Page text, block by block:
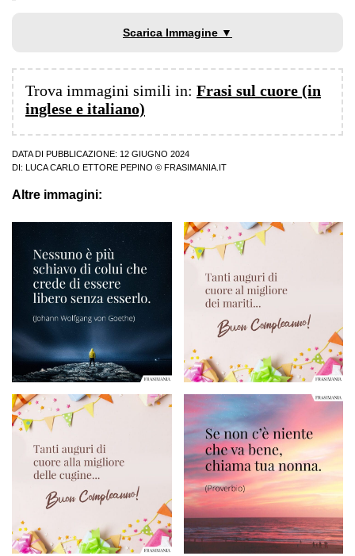
Scarica Immagine ▼
Trova immagini simili in: Frasi sul cuore (in
inglese e italiano)
DATA DI PUBBLICAZIONE: 12 GIUGNO 2024
DI:
LUCA CARLO ETTORE PEPINO © FRASIMANIA.IT
Altre immagini: